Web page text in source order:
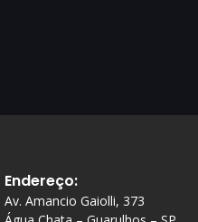
Endereço:
Av. Amancio Gaiolli, 373